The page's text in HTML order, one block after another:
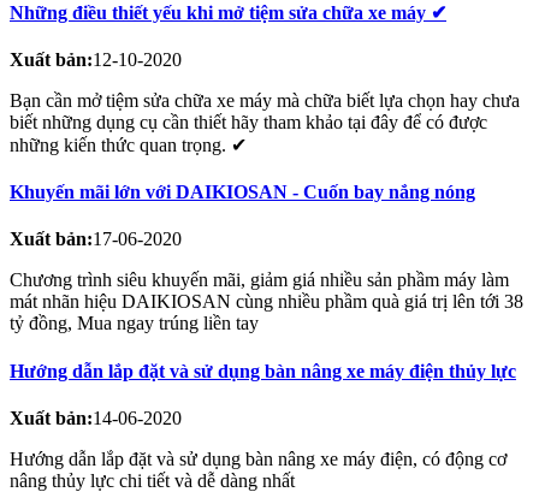
Những điều thiết yếu khi mở tiệm sửa chữa xe máy ✔
Xuất bản:12-10-2020
Bạn cần mở tiệm sửa chữa xe máy mà chữa biết lựa chọn hay chưa
biết những dụng cụ cần thiết hãy tham khảo tại đây để có được
những kiến thức quan trọng. ✔
Khuyến mãi lớn với DAIKIOSAN - Cuốn bay nắng nóng
Xuất bản:17-06-2020
Chương trình siêu khuyến mãi, giảm giá nhiều sản phầm máy làm
mát nhãn hiệu DAIKIOSAN cùng nhiều phầm quà giá trị lên tới 38
tỷ đồng, Mua ngay trúng liền tay
Hướng dẫn lắp đặt và sử dụng bàn nâng xe máy điện thủy lực
Xuất bản:14-06-2020
Hướng dẫn lắp đặt và sử dụng bàn nâng xe máy điện, có động cơ
nâng thủy lực chi tiết và dễ dàng nhất